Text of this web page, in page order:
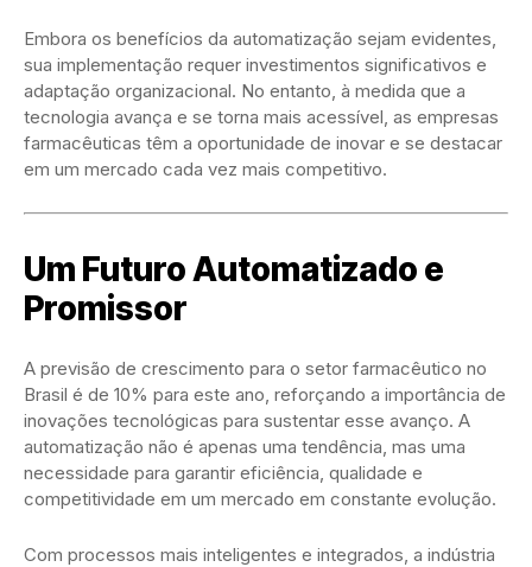
Embora os benefícios da automatização sejam evidentes,
sua implementação requer investimentos significativos e
adaptação organizacional. No entanto, à medida que a
tecnologia avança e se torna mais acessível, as empresas
farmacêuticas têm a oportunidade de inovar e se destacar
em um mercado cada vez mais competitivo.
Um Futuro Automatizado e
Promissor
A previsão de crescimento para o setor farmacêutico no
Brasil é de 10% para este ano, reforçando a importância de
inovações tecnológicas para sustentar esse avanço. A
automatização não é apenas uma tendência, mas uma
necessidade para garantir eficiência, qualidade e
competitividade em um mercado em constante evolução.
Com processos mais inteligentes e integrados, a indústria